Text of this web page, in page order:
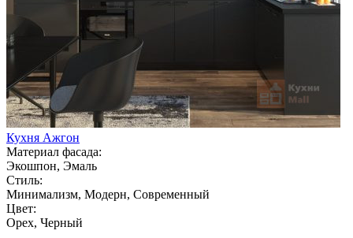
Кухня Ажгон
Материал фасада:
Экошпон, Эмаль
Стиль:
Минимализм, Модерн, Современный
Цвет:
Орех, Черный